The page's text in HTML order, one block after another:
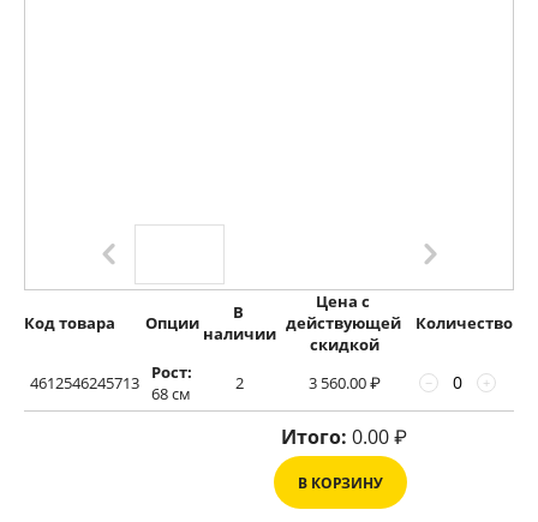
Код товара Опции
В
наличии
Цена с
действующей
скидкой
Количество
4612546245713
Рост:
68 см
2 3 560.00₽ +
−
Итого: 0.00₽
В КОРЗИНУ